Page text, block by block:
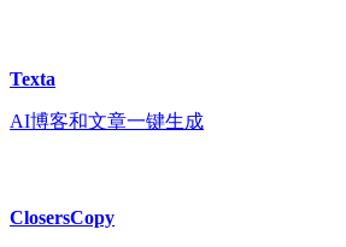
Texta
AI博客和文章一键生成
ClosersCopy